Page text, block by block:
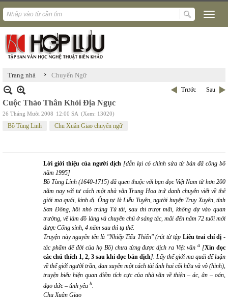
Trang nhà › Chuyển Ngữ
Trước Sau
Cuộc Tháo Thân Khỏi Địa Ngục
26 Tháng Mười 2008 12:00 SA (Xem: 13020)
Bồ Tùng Linh Chu Xuân Giao chuyển ngữ
Lời giới thiệu của người dịch [dẫn lại có chỉnh sửa từ bản đã công bố
năm 1995]
Bồ Tùng Linh (1640-1715) đã quen thuộc với bạn đọc Việt Nam từ hơn 200
năm nay với tư cách một nhà văn Trung Hoa trứ danh chuyên viết về thế
giới ma quái, kinh dị. Ông tự là Liễu Tuyền, người huyện Truy Xuyên, tỉnh
Sơn Đông, hồi nhỏ trúng Tú tài, sau thi trượt mãi, không dự vào quan
trường, về làm đồ làng và chuyên chú ở sáng tác, mãi đến năm 72 tuổi mới
được Cống sinh, 4 năm sau thì tạ thế.
Truyện này nguyên tên là "Nhiếp Tiểu Thiến" (rút từ tập Liêu trai chí dị -
tác phẩm để đời của họ Bồ) chưa từng được dịch ra Việt văna [Xin đọc
các chú thích 1, 2, 3 sau khi đọc bản dịch]. Lấy thế giới ma quái để luận
về thế giới người trần, đan xuyên một cách tài tình hai cõi hữu và vô (hình),
truyện biểu hiện quan điểm tích cực của nhà văn về thiện – ác, ân – oán,
đạo đức – tình yêu b.
Chu Xuân Giao